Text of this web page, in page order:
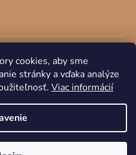
cookies, aby sme
stránky a vďaka analýze
Viac informácií